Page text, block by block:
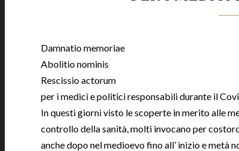
Damnatio memoriae
Abolitio nominis
Rescissio actorum
per i medici e politici responsabili durante il
In questi giorni visto le scoperte in merito alle
controllo della sanità, molti invocano per
anche dopo nel medioevo fino all’ inizio e metà